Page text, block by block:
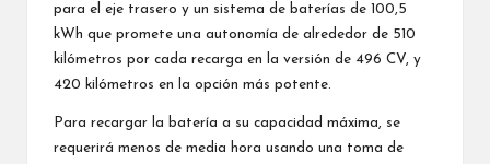
para el eje trasero y un sistema de baterías de 100,5
kWh que promete una autonomía de alrededor de 510
kilómetros por cada recarga en la versión de 496 CV, y
420 kilómetros en la opción más potente.
Para recargar la batería a su capacidad máxima, se
requerirá menos de media hora usando una toma de